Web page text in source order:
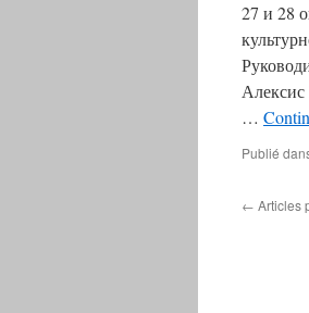
27 и 28
…
Publié
← Articles